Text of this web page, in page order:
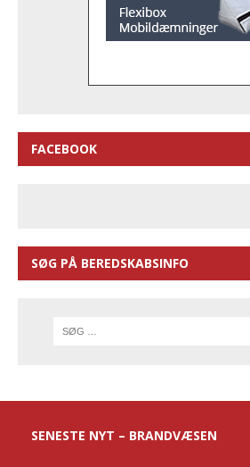
FACEBOOK
SØG PÅ BEREDSKABSINFO
SENESTE NYT – BRANDVÆSEN